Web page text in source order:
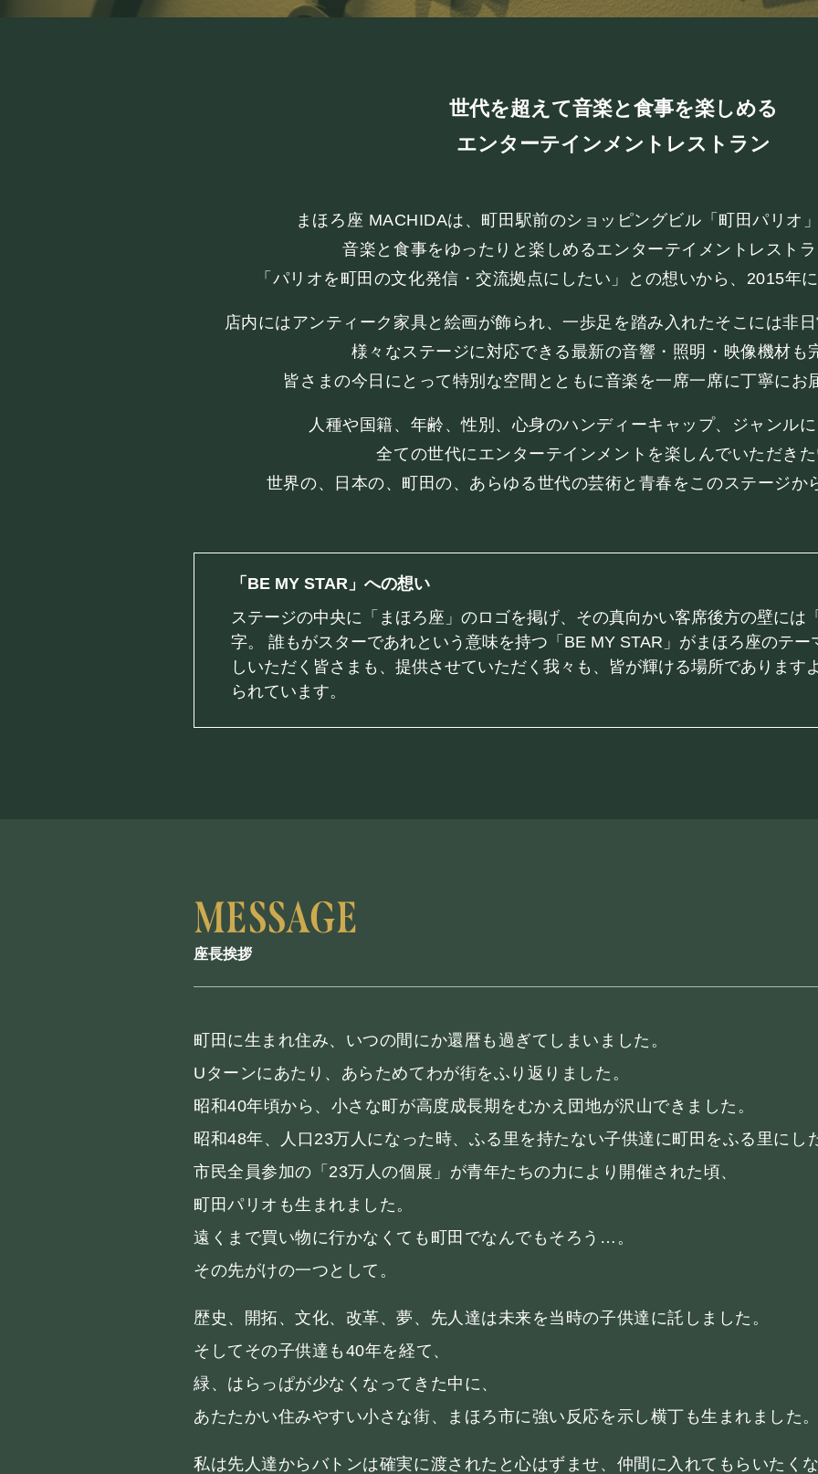
RESERVATION
施設概要
機材リスト
フード&ドリンク
BOOKING
よくある質問 プライバシーポリシー キャンセルポリシー お問い合わせ
世代を超えて音楽と食事を楽しめる
エンターテインメントレストラン
まほろ座 MACHIDAは、町田駅前のショッピングビル「町田パリオ
音楽と食事をゆったりと楽しめるエンターテイメントレストラ
「パリオを町田の文化発信・交流拠点にしたい」との想いから、2015年
店内にはアンティーク家具と絵画が飾られ、一歩足を踏み入れたそこには非日
様々なステージに対応できる最新の音響・照明・映像機材も
皆さまの今日にとって特別な空間とともに音楽を一席一席に丁寧にお
人種や国籍、年齢、性別、心身のハンディーキャップ、ジャンルに
全ての世代にエンターテインメントを楽しんでいただきた
世界の、日本の、町田の、あらゆる世代の芸術と青春をこのステージか
「BE MY STAR」への想い
ステージの中央に「まほろ座」のロゴを掲げ、その真向かい客席後方の壁には
字。 誰もがスターであれという意味を持つ「BE MY STAR」がまほろ座のテー
しいただく皆さまも、提供させていただく我々も、皆が輝ける場所であります
られています。
座長挨拶
町田に生まれ住み、いつの間にか還暦も過ぎてしまいました。
Uターンにあたり、あらためてわが街をふり返りました。
昭和40年頃から、小さな町が高度成長期をむかえ団地が沢山できました。
昭和48年、人口23万人になった時、ふる里を持たない子供達に町田をふる里にし
市民全員参加の「23万人の個展」が青年たちの力により開催された頃、
町田パリオも生まれました。
遠くまで買い物に行かなくても町田でなんでもそろう…。
その先がけの一つとして。
歴史、開拓、文化、改革、夢、先人達は未来を当時の子供達に託しました。
そしてその子供達も40年を経て、
緑、はらっぱが少なくなってきた中に、
あたたかい住みやすい小さな街、まほろ市に強い反応を示し横丁も生まれました。
私は先人達からバトンは確実に渡されたと心はずませ、仲間に入れてもらいたくな